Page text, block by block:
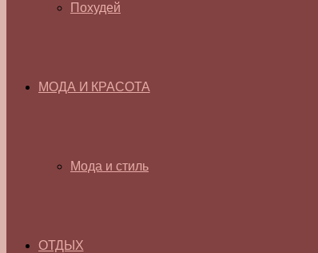
Похудей
МОДА И КРАСОТА
Мода и стиль
ОТДЫХ